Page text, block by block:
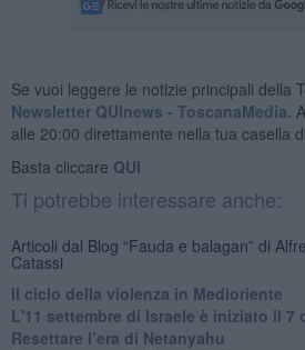
Se vuoi leggere le notizie principali della
Newsletter QUInews - ToscanaMedia.
alle 20:00 direttamente nella tua casella
Basta cliccare QUI
Ti potrebbe interessare anche:
Articoli dal Blog “Fauda e balagan” di
Catassi
Il ciclo della violenza in Medioriente
L'11 settembre di Israele è iniziato il 7
Resettare l’era di Netanyahu